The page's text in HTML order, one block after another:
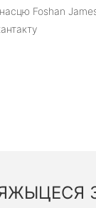
Foshan